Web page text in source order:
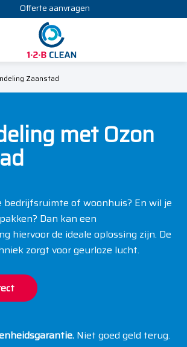
Offerte aanvragen
Zaanstad
met Ozon
bedrijfsruimte of woonhuis? En wil je
Dan kan een
hiervoor de ideale oplossing zijn. De
zorgt voor geurloze lucht.
Niet goed geld terug.